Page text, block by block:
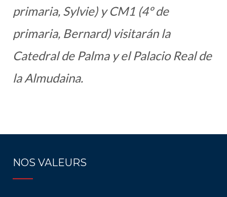
primaria, Sylvie) y CM1 (4º de
primaria, Bernard) visitarán la
Catedral de Palma y el Palacio Real de
la Almudaina.
NOS VALEURS